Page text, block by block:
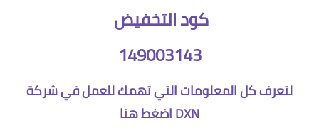
كود التخفيض
149003143
لتعرف كل المعلومات التي تهمك للعمل في شركة
DXNاضغط هنا